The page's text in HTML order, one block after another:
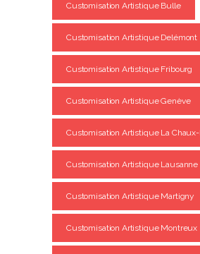
Customisation Artistique Bulle
Customisation Artistique Delémont
Customisation Artistique Fribourg
Customisation Artistique Genève
Customisation Artistique La
Customisation Artistique Lausanne
Customisation Artistique Martigny
Customisation Artistique Montreux